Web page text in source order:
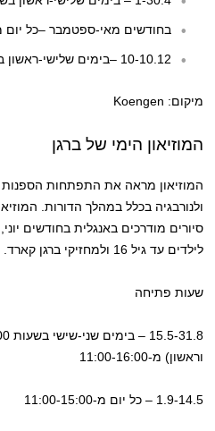
בחודשים מאי-ספטמבר –כל יום מ-11:00-
10-10.12 –בימים שלישי-ראשון בשעות 11:00-17:00
מיקום: Koengen
המוזיאון הימי של ברגן
המוזיאון מראה את התפתחות
ולנורבגיה בכלל במהלך הדורות.
סיורים מודרכים באנגלית בחודשים
לילדים עד גיל 16 ולמחזיקי ברגן קארד.
שעות פתיחה
וראשון) מ-11:00-16:00
1.9-14.5 – כל יום מ-11:00-15:00